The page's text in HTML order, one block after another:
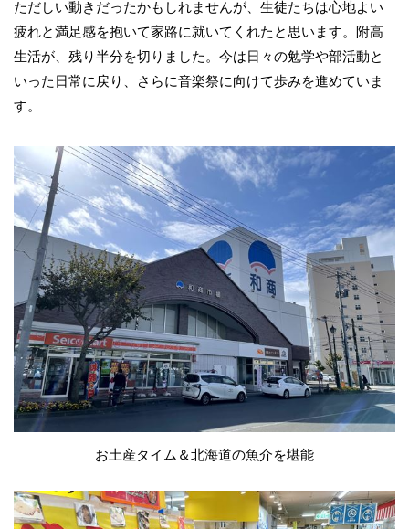
ただしい動きだったかもしれませんが、生徒たちは心地よい
疲れと満足感を抱いて家路に就いてくれたと思います。附高
生活が、残り半分を切りました。今は日々の勉学や部活動と
いった日常に戻り、さらに音楽祭に向けて歩みを進めていま
す。
お土産タイム＆北海道の魚介を堪能